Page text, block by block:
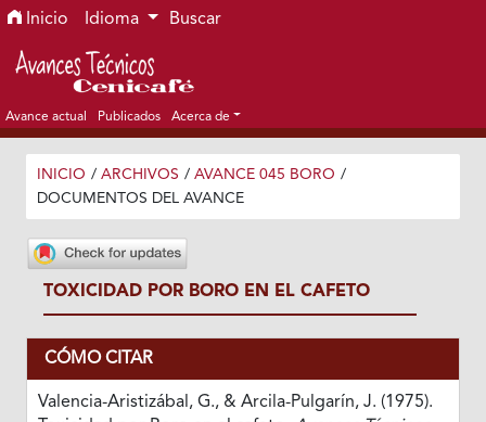
Ir al menú de navegación principal
Ir al contenido principal
Ir al pie de página del sitio
Inicio Idioma Buscar
Avance actual Publicados Acerca de
INICIO / ARCHIVOS / AVANCE 045 BORO /
DOCUMENTOS DEL AVANCE
TOXICIDAD POR BORO EN EL CAFETO
CÓMO CITAR
Valencia-Aristizábal, G., & Arcila-Pulgarín, J. (1975).